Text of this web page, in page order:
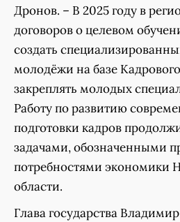
Дронов. – В 2025 году в
договоров о целевом
создать
молодёжи на базе
закреплять молодых
Работу по развитию
подготовки кадров
задачами, обозначенными
потребностями экономики
области.
Глава государства